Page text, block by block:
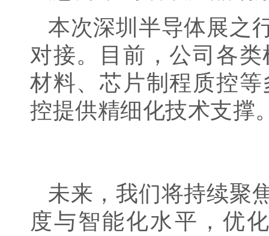
本次深圳半导体展之
对接。目前，公司各
材料、芯片制程质控
控提供精细化技术支撑
未来，我们将持续聚
度与智能化水平，优